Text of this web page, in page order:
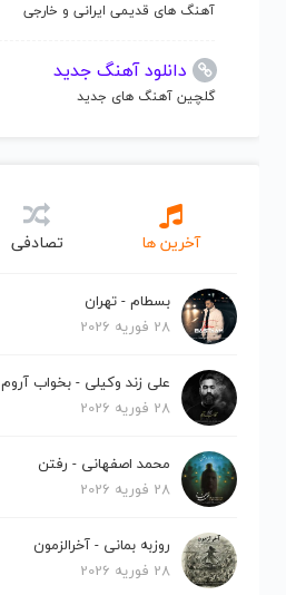
آهنگ های قدیمی ایرانی و خارجی
دانلود آهنگ جدید
گلچین آهنگ های جدید
آخرین ها تصادفی
بسطام - تهران
28 فوریه 2026
علی زند وکیلی - بخواب آروم
28 فوریه 2026
محمد اصفهانی - رفتن
28 فوریه 2026
روزبه بمانی - آخرالزمون
28 فوریه 2026